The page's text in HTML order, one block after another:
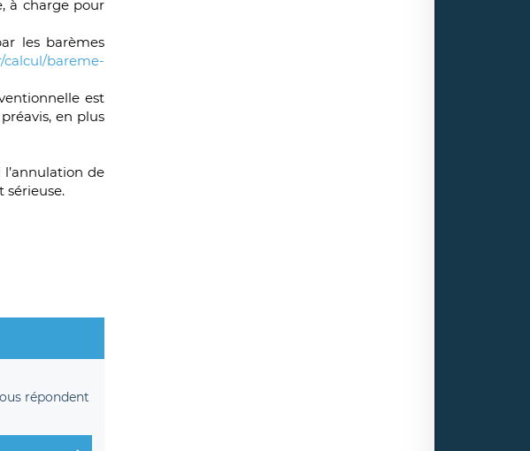
à charge pour
les barèmes
calcul/bareme-
est
en plus
de
sérieuse.
répondent